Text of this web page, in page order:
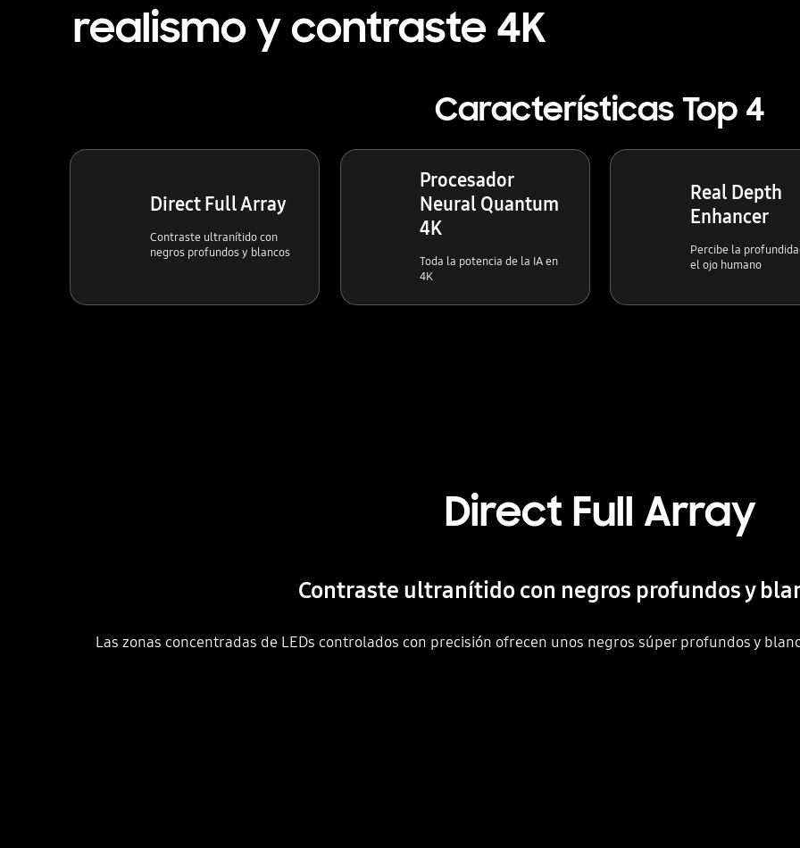
realismo y contraste 4K
Características Top 4
Direct Full Array
Contraste ultranítido con
negros profundos y blancos
Procesador
Neural Quantum
4K
Toda la potencia de la IA en
4K
Real Depth
Enhancer
Percibe la
el ojo humano
Direct Full Array
Contraste ultranítido con negros profundos y
Las zonas concentradas de LEDs controlados con precisión ofrecen unos negros súper profundos y